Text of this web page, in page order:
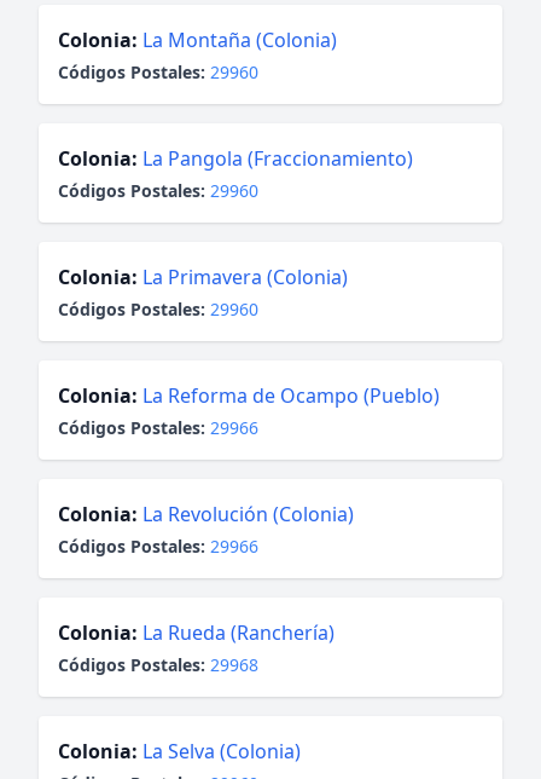
Colonia: La Montaña (Colonia)
Códigos Postales: 29960
Colonia: La Pangola (Fraccionamiento)
Códigos Postales: 29960
Colonia: La Primavera (Colonia)
Códigos Postales: 29960
Colonia: La Reforma de Ocampo (Pueblo)
Códigos Postales: 29966
Colonia: La Revolución (Colonia)
Códigos Postales: 29966
Colonia: La Rueda (Ranchería)
Códigos Postales: 29968
Colonia: La Selva (Colonia)